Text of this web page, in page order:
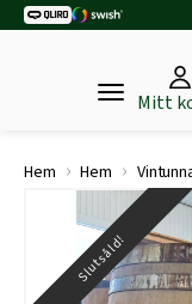
Mitt
Hem › Hem ›
Slutsåld!